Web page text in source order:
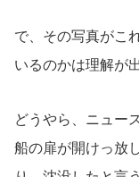
で、その写真がこ
いるのかは理解が
どうやら、ニュー
船の扉が開けっ放